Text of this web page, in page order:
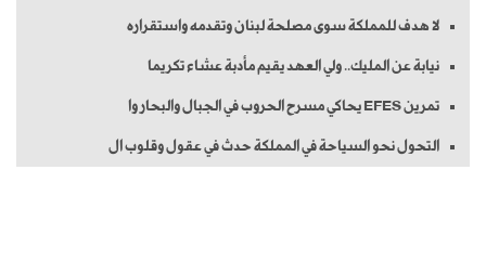
لا هدف للمملكة سوى مصلحة لبنان وتقدمه واستقراره
نيابة عن المليك.. ولي العهد يقيم مأدبة عشاء تكريما
تمرين EFES يحاكي مسرح الحروب في الجبال والبحار وا
التحول نحو السياحة في المملكة حدث في عقول وقلوب ال